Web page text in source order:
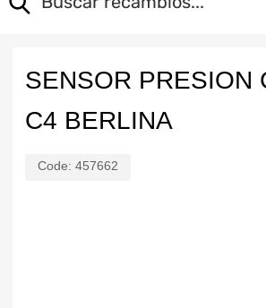
SENSOR PRESION
C4 BERLINA
Code: 457662